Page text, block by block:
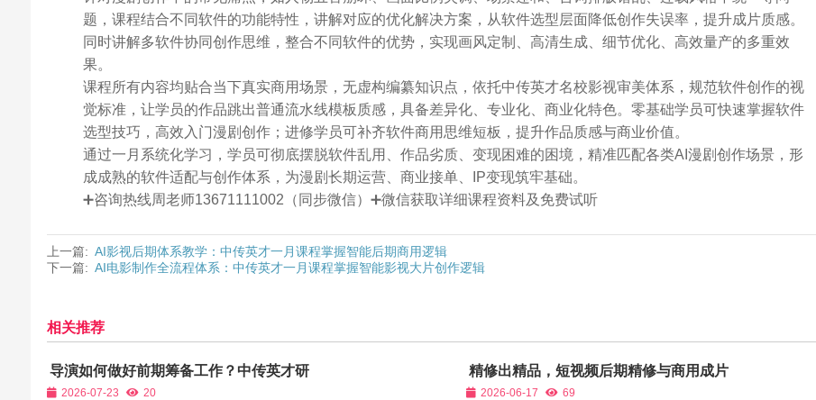
题，课程结合不同软件的功能特性，讲解对应的优化解决方案，从软件选型层面降低创作失误率，提升成片质感。
同时讲解多软件协同创作思维，整合不同软件的优势，实现画风定制、高清生成、细节优化、高效量产的多重效
果。
课程所有内容均贴合当下真实商用场景，无虚构编纂知识点，依托中传英才名校影视审美体系，规范软件创作的视
觉标准，让学员的作品跳出普通流水线模板质感，具备差异化、专业化、商业化特色。零基础学员可快速掌握软件
选型技巧，高效入门漫剧创作；进修学员可补齐软件商用思维短板，提升作品质感与商业价值。
通过一月系统化学习，学员可彻底摆脱软件乱用、作品劣质、变现困难的困境，精准匹配各类AI漫剧创作场景，形
成成熟的软件适配与创作体系，为漫剧长期运营、商业接单、IP变现筑牢基础。
➕咨询热线周老师13671111002（同步微信）➕微信获取详细课程资料及免费试听
上一篇: AI影视后期体系教学：中传英才一月课程掌握智能后期商用逻辑
下一篇: AI电影制作全流程体系：中传英才一月课程掌握智能影视大片创作逻辑
相关推荐
导演如何做好前期筹备工作？中传英才研
修班实训补齐新人前期策划能力短板
2026-07-23 20
精修出精品，短视频后期精修与商用成片
实训课
2026-06-17 69